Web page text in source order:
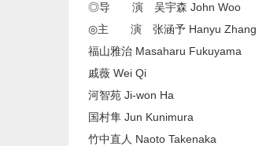
◎导 演 吴宇森 John Woo
◎主 演 张涵予 Hanyu Zhang
福山雅治 Masaharu Fukuyama
戚薇 Wei Qi
河智苑 Ji-won Ha
国村隼 Jun Kunimura
竹中直人 Naoto Takenaka